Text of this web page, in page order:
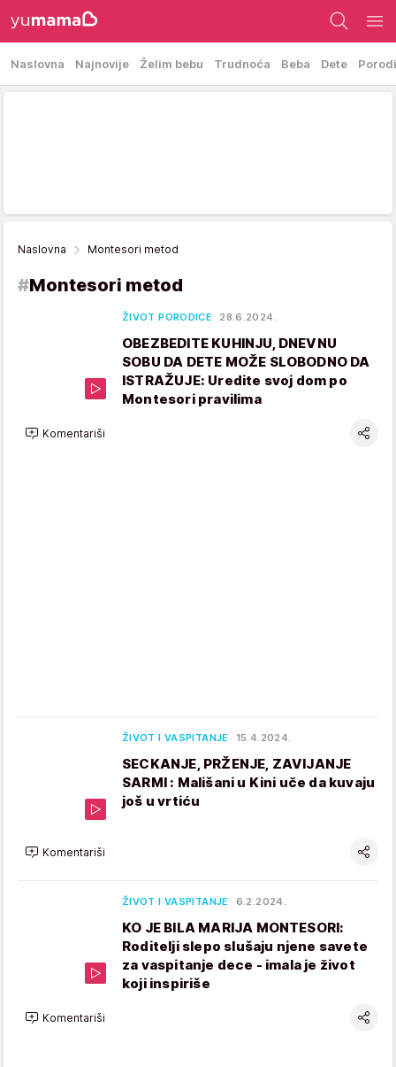
Naslovna Najnovije Želim bebu Trudnoća Beba Dete
Naslovna Montesori metod
#Montesori metod
ŽIVOT PORODICE 28.6.2024.
OBEZBEDITE KUHINJU, DNEVNU
SOBU DA DETE MOŽE SLOBODNO DA
ISTRAŽUJE: Uredite svoj dom po
Montesori pravilima
Komentariši
ŽIVOT I VASPITANJE 15.4.2024.
SECKANJE, PRŽENJE, ZAVIJANJE
SARMI : Mališani u Kini uče da kuvaju
još u vrtiću
Komentariši
ŽIVOT I VASPITANJE 6.2.2024.
KO JE BILA MARIJA MONTESORI:
Roditelji slepo slušaju njene savete
za vaspitanje dece - imala je život
koji inspiriše
Komentariši